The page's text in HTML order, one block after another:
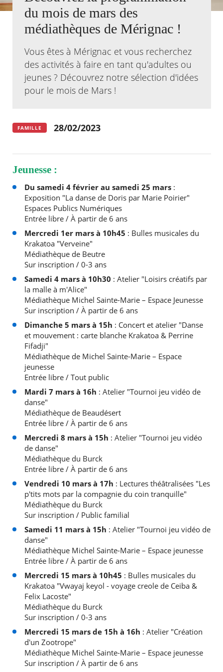
Actualités
Kiosque
Espace de services en ligne
Facebook
X Instagram
YoutubeLinkedin
RECHERCHER ...
du mois de mars des
médiathèques de Mérignac !
Vous êtes à Mérignac et vous recherchez
des activités à faire en tant qu'adultes ou
jeunes ? Découvrez notre sélection d'idées
pour le mois de Mars !
FAMILLE 28/02/2023
Jeunesse :
Du samedi 4 février au samedi 25 mars:
Exposition "La danse de Doris par Marie Poirier"
Espaces Publics Numériques
Entrée libre / À partir de 6 ans
Mercredi 1er mars à 10h45 : Bulles musicales du
Krakatoa "Verveine"
Médiathèque de Beutre
Sur inscription / 0-3 ans
Samedi 4 mars à 10h30 : Atelier "Loisirs créatifs par
la malle à m'Alice"
Médiathèque Michel Sainte-Marie – Espace Jeunesse
Sur inscription / À partir de 6 ans
Dimanche 5 mars à 15h : Concert et atelier "Danse
et mouvement : carte blanche Krakatoa & Perrine
Fifadji"
Médiathèque de Michel Sainte-Marie – Espace
jeunesse
Entrée libre / Tout public
Mardi 7 mars à 16h : Atelier "Tournoi jeu vidéo de
danse"
Médiathèque de Beaudésert
Entrée libre / À partir de 6 ans
Mercredi 8 mars à 15h : Atelier "Tournoi jeu vidéo
de danse"
Médiathèque du Burck
Entrée libre / À partir de 6 ans
Vendredi 10 mars à 17h : Lectures théâtralisées "Les
p'tits mots par la compagnie du coin tranquille"
Médiathèque du Burck
Sur inscription / Public familial
Samedi 11 mars à 15h : Atelier "Tournoi jeu vidéo de
danse"
Médiathèque Michel Sainte-Marie – Espace jeunesse
Entrée libre / À partir de 6 ans
Mercredi 15 mars à 10h45 : Bulles musicales du
Krakatoa "Vwayaj keyol - voyage creole de Ceiba &
Felix Lacoste"
Médiathèque du Burck
Sur inscription / 0-3 ans
Mercredi 15 mars de 15h à 16h : Atelier "Création
d'un Zootrope"
Médiathèque Michel Sainte-Marie – Espace jeunesse
Sur inscription / À partir de 6 ans